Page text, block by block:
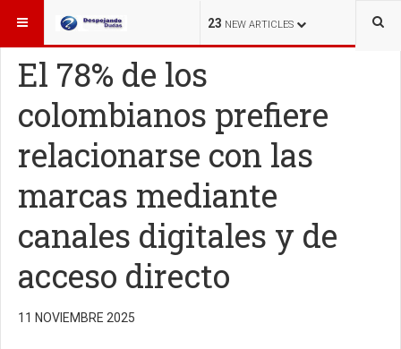
23 NEW ARTICLES
ESTÁ AQUÍ: MARCAS
El 78% de los
colombianos prefiere
relacionarse con las
marcas mediante
canales digitales y de
acceso directo
11 NOVIEMBRE 2025